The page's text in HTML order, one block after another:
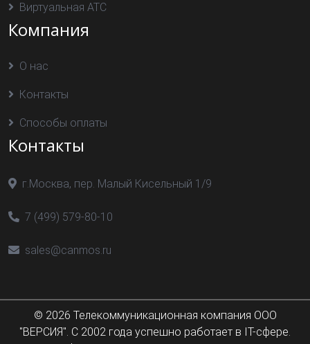
Виртуальная АТС
Компания
О нас
Контакты
Способы оплаты
Контакты
г.Москва, пер. Малый Кисельный 1/9
7 (499) 579-80-10
sales@canmos.ru
© 2026 Телекоммуникационная компания ООО
"ВЕРСИЯ". С 2002 года успешно работает в IT-сфере.